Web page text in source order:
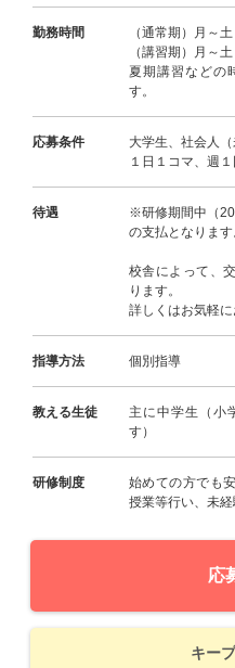
勤務時間
（通常期）月～
（講習期）月
夏期講習などの
す。
応募条件
大学生、社会人（
１日１コマ、週
待遇
※研修期間中（
の支払となります
校舎によって、
ります。
詳しくはお気軽に
指導方法 個別指導
教える生徒
主に中学生（小
す）
研修制度
始めての方でも
授業等行い、未経
応
キー